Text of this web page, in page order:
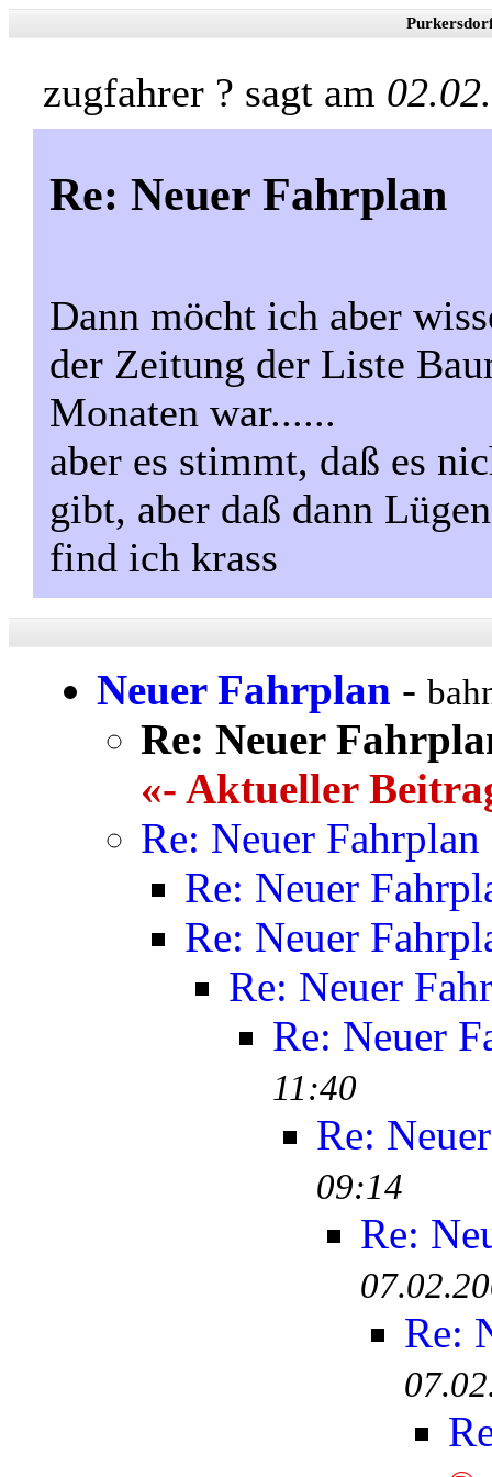
zugfahrer ? sagt am
Re: Neuer Fahrplan
Dann möcht ich aber
der Zeitung der Liste
Monaten war......
aber es stimmt, daß es
gibt, aber daß dann
find ich krass
Neuer Fahrplan -
Re: Neuer
«- Aktueller
Re: Neuer Fahrplan
Re: Neuer
Re: Neuer
Re: Neuer
Re: Neuer
11:40
Re:
09:14
Re:
Re: